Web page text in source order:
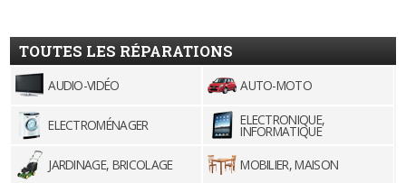
TOUTES LES RÉPARATIONS
AUDIO-VIDÉO AUTO-MOTO
ELECTROMÉNAGER ELECTRONIQUE,
INFORMATIQUE
JARDINAGE, BRICOLAGE
MOBILIER, MAISON